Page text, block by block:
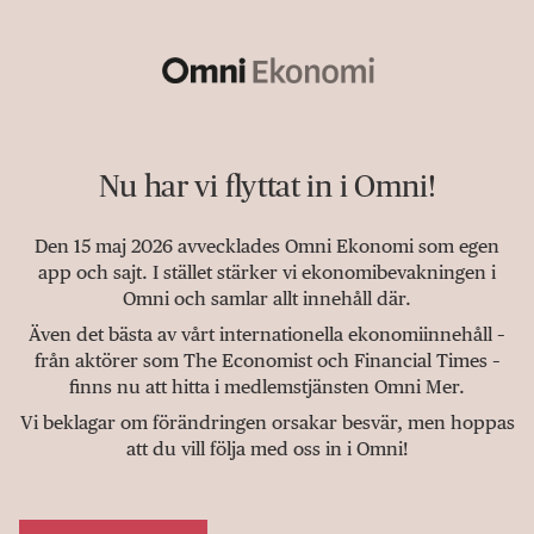
Nu har vi flyttat in i Omni!
Den 15 maj 2026 avvecklades Omni Ekonomi som egen
app och sajt. I stället stärker vi ekonomibevakningen i
Omni och samlar allt innehåll där.
Även det bästa av vårt internationella ekonomiinnehåll –
från aktörer som The Economist och Financial Times –
finns nu att hitta i medlemstjänsten Omni Mer.
Vi beklagar om förändringen orsakar besvär, men hoppas
att du vill följa med oss in i Omni!